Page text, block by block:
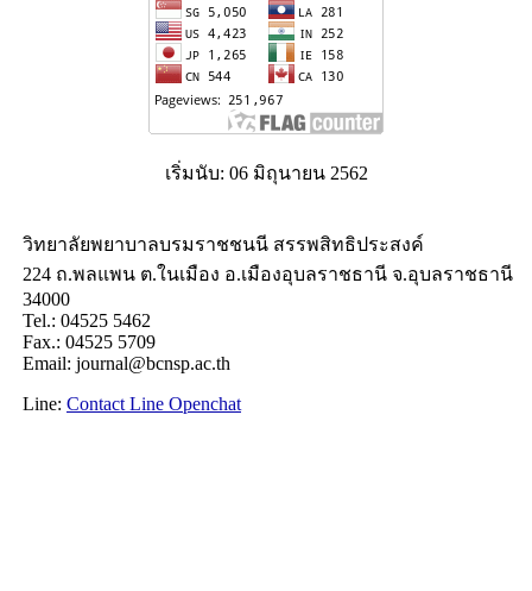
เริ่มนับ: 06 มิถุนายน 2562
วิทยาลัยพยาบาลบรมราชชนนี สรรพสิทธิประสงค์
224 ถ.พลแพน ต.ในเมือง อ.เมืองอุบลราชธานี จ.อุบลราชธานี
34000
Tel.: 04525 5462
Fax.: 04525 5709
Email: journal@bcnsp.ac.th
Line: Contact Line Openchat